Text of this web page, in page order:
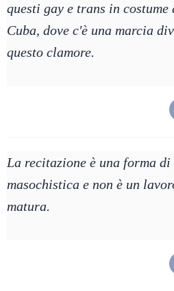
questi gay e trans in costume
Cuba, dove c'è una marcia
questo clamore.
La recitazione è una forma
masochistica e non è un
matura.